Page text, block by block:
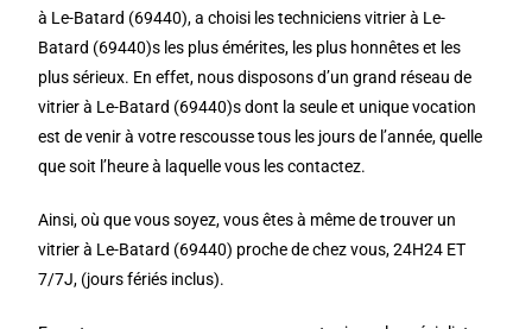
à Le-Batard (69440), a choisi les techniciens vitrier à Le-
Batard (69440)s les plus émérites, les plus honnêtes et les
plus sérieux. En effet, nous disposons d’un grand réseau de
vitrier à Le-Batard (69440)s dont la seule et unique vocation
est de venir à votre rescousse tous les jours de l’année, quelle
que soit l’heure à laquelle vous les contactez.
Ainsi, où que vous soyez, vous êtes à même de trouver un
vitrier à Le-Batard (69440) proche de chez vous, 24H24 ET
7/7J, (jours fériés inclus).